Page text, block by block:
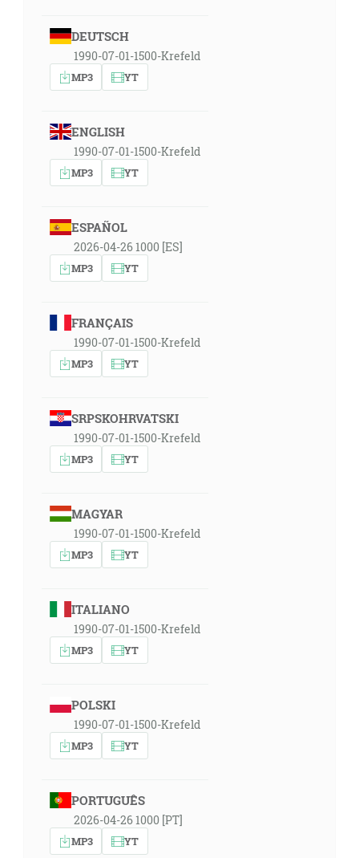
DEUTSCH
1990-07-01-1500-Krefeld
MP3 YT
ENGLISH
1990-07-01-1500-Krefeld
MP3 YT
ESPAÑOL
2026-04-26 1000 [ES]
MP3 YT
FRANÇAIS
1990-07-01-1500-Krefeld
MP3 YT
SRPSKOHRVATSKI
1990-07-01-1500-Krefeld
MP3 YT
MAGYAR
1990-07-01-1500-Krefeld
MP3 YT
ITALIANO
1990-07-01-1500-Krefeld
MP3 YT
POLSKI
1990-07-01-1500-Krefeld
MP3 YT
PORTUGUÊS
2026-04-26 1000 [PT]
MP3 YT